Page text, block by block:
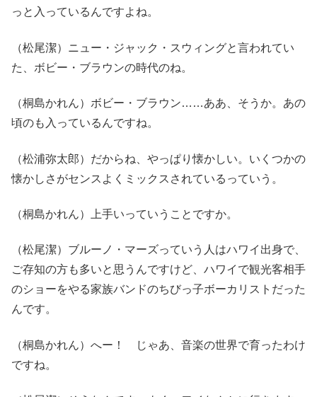
っと入っているんですよね。
（松尾潔）ニュー・ジャック・スウィングと言われてい
た、ボビー・ブラウンの時代のね。
（桐島かれん）ボビー・ブラウン……ああ、そうか。あの
頃のも入っているんですね。
（松浦弥太郎）だからね、やっぱり懐かしい。いくつかの
懐かしさがセンスよくミックスされているっていう。
（桐島かれん）上手いっていうことですか。
（松尾潔）ブルーノ・マーズっていう人はハワイ出身で、
ご存知の方も多いと思うんですけど、ハワイで観光客相手
のショーをやる家族バンドのちびっ子ボーカリストだった
んです。
（桐島かれん）へー！ じゃあ、音楽の世界で育ったわけ
ですね。